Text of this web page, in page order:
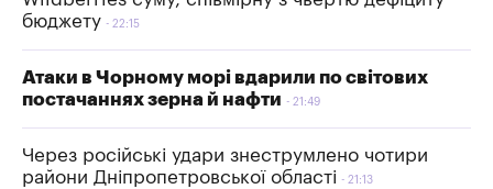
бюджету
22:15
Атаки в Чорному морі вдарили по світових
постачаннях зерна й нафти
21:49
Через російські удари знеструмлено чотири
райони Дніпропетровської області
21:13